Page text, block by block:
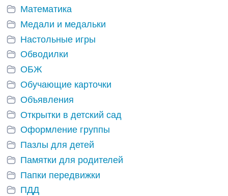
Математика
Медали и медальки
Настольные игры
Обводилки
ОБЖ
Обучающие карточки
Объявления
Открытки в детский сад
Оформление группы
Пазлы для детей
Памятки для родителей
Папки передвижки
ПДД